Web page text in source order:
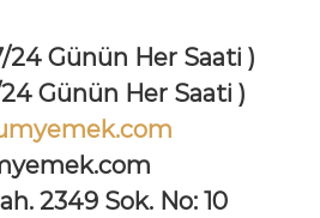
24 Günün Her Saati )
Günün Her Saati )
2349 Sok. No: 10